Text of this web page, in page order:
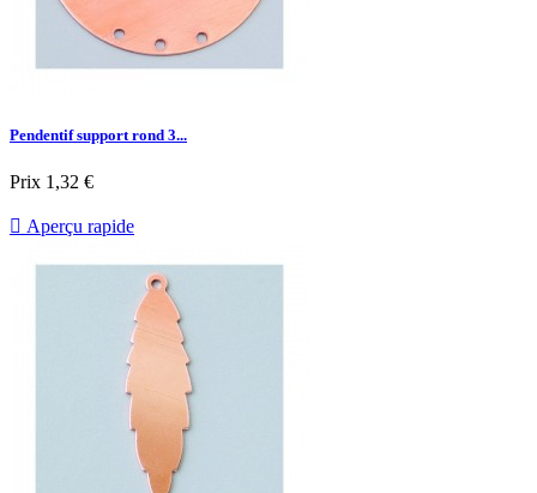
Pendentif support rond 3...
Prix 1,32 €
 Aperçu rapide